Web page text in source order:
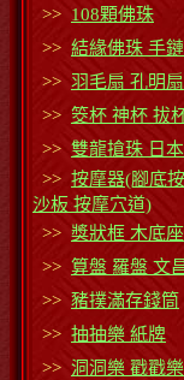
>> 108顆佛珠
>> 結緣佛珠 手
>> 羽毛扇 孔明扇
>> 筊杯 神杯 拔
>> 雙龍搶珠 日
>> 按摩器(腳底
沙板 按摩穴道)
>> 獎狀框 木底座
>> 算盤 羅盤 文
>> 豬撲滿存錢筒
>> 抽抽樂 紙牌
>> 洞洞樂 戳戳樂